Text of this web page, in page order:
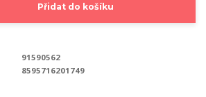
Přidat do košíku
91590562
8595716201749